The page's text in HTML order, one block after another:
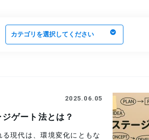
2025.06.05
ゲート法とは？
現代は、環境変化にともな